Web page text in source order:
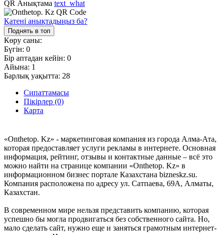
QR Анықтама text_what
Қатені анықтадыңыз ба?
Поднять в топ
Көру саны:
Бүгін: 0
Бір аптадан кейін: 0
Айына: 1
Барлық уақытта: 28
Сипаттамасы
Пікірлер (0)
Карта
«Onthetop. Kz» - маркетинговая компания из города Алма-Ата,
которая предоставляет услуги рекламы в интернете. Основная
информация, рейтинг, отзывы и контактные данные – всё это
можно найти на странице компании «Onthetop. Kz» в
информационном бизнес портале Казахстана bizneskz.su.
Компания расположена по адресу ул. Сатпаева, 69А, Алматы,
Казахстан.
В современном мире нельзя представить компанию, которая
успешно бы могла продвигаться без собственного сайта. Но,
мало сделать сайт, нужно еще и заняться грамотным интернет-